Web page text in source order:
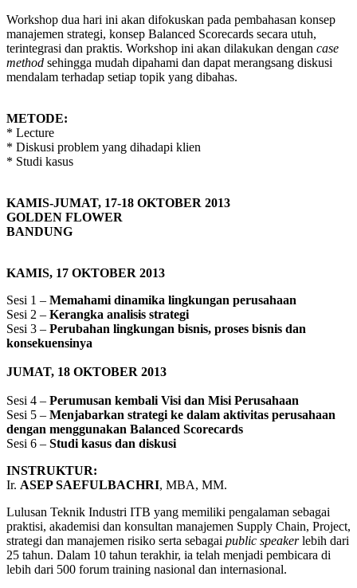
Workshop dua hari ini akan difokuskan pada pembahasan konsep
manajemen strategi, konsep Balanced Scorecards secara utuh,
terintegrasi dan praktis. Workshop ini akan dilakukan dengan case
method sehingga mudah dipahami dan dapat merangsang diskusi
mendalam terhadap setiap topik yang dibahas.
METODE:
* Lecture
* Diskusi problem yang dihadapi klien
* Studi kasus
KAMIS-JUMAT, 17-18 OKTOBER 2013
GOLDEN FLOWER
BANDUNG
KAMIS, 17 OKTOBER 2013
Sesi 1 – Memahami dinamika lingkungan perusahaan
Sesi 2 – Kerangka analisis strategi
Sesi 3 – Perubahan lingkungan bisnis, proses bisnis dan
konsekuensinya
JUMAT, 18 OKTOBER 2013
Sesi 4 – Perumusan kembali Visi dan Misi Perusahaan
Sesi 5 – Menjabarkan strategi ke dalam aktivitas perusahaan
dengan menggunakan Balanced Scorecards
Sesi 6 – Studi kasus dan diskusi
INSTRUKTUR:
Ir. ASEP SAEFULBACHRI, MBA, MM.
Lulusan Teknik Industri ITB yang memiliki pengalaman sebagai
praktisi, akademisi dan konsultan manajemen Supply Chain, Project,
strategi dan manajemen risiko serta sebagai public speakerlebih dari
25 tahun. Dalam 10 tahun terakhir, ia telah menjadi pembicara di
lebih dari 500 forum training nasional dan internasional.